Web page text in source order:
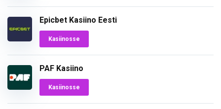
Epicbet Kasiino Eesti
Kasiinosse
PAF Kasiino
Kasiinosse